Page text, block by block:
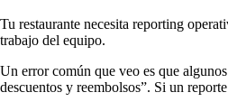
Tu restaurante necesita reporting
trabajo del equipo.
Un error común que veo es que
descuentos y reembolsos”. Si un